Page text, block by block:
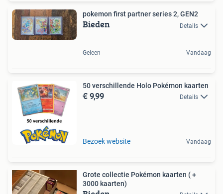
pokemon first partner series 2, GEN2
Bieden Details
Geleen Vandaag
50 verschillende Holo Pokémon kaarten
€ 9,99 Details
Bezoek website Vandaag
Grote collectie Pokémon kaarten ( +
3000 kaarten)